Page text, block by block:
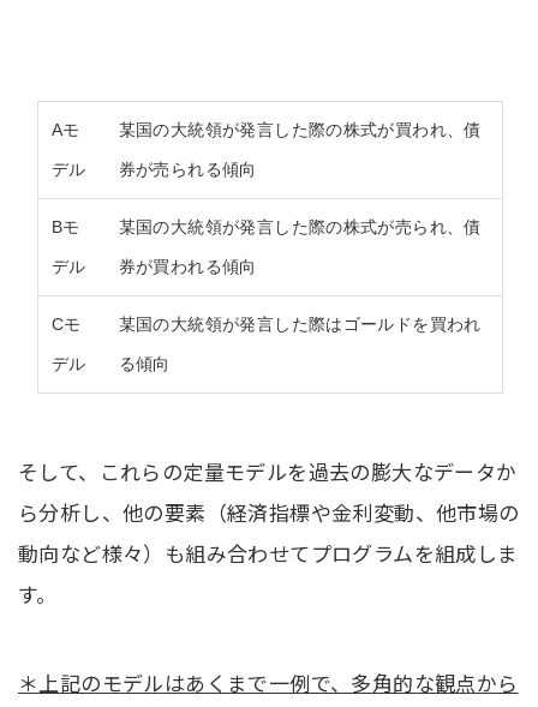
Aモ
デル
某国の大統領が発言した際の株式が買われ、債
券が売られる傾向
Bモ
デル
某国の大統領が発言した際の株式が売られ、債
券が買われる傾向
Cモ
デル
某国の大統領が発言した際はゴールドを買われ
る傾向
そして、これらの定量モデルを過去の膨大なデータか
ら分析し、他の要素（経済指標や金利変動、他市場の
動向など様々）も組み合わせてプログラムを組成しま
す。
＊上記のモデルはあくまで一例で、多角的な観点から